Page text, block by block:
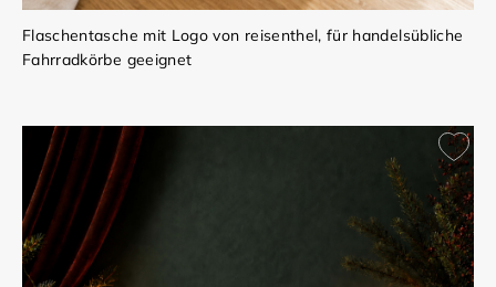
Flaschentasche mit Logo von reisenthel, für handelsübliche
Fahrradkörbe geeignet